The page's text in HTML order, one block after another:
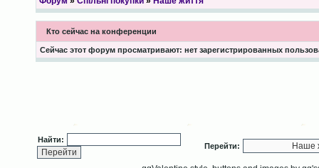
Кто сейчас на конференции
Сейчас этот форум просматривают: нет зарегистрированных
Найти:
Перейти: